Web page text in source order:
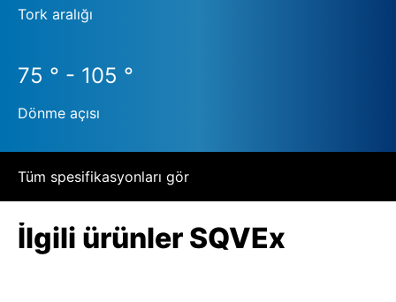
Tork aralığı
75 ° - 105 °
Dönme açısı
Tüm spesifikasyonları gör
İlgili ürünler SQVEx